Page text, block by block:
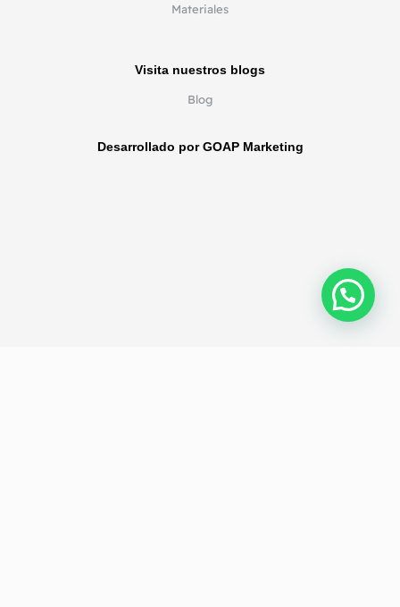
Materiales
Desarrollado por GOAP Marketing
Visita nuestros blogs
Blog